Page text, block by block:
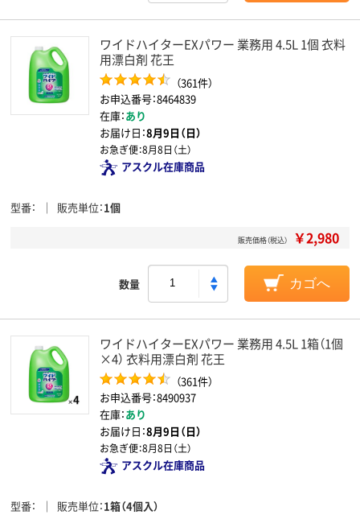
ワイドハイターEXパワー 業務用 4.5L 1個 衣料
用漂白剤 花王
（361件）
お申込番号：8464839
在庫：あり
お届け日：8月9日（日）
お急ぎ便：8月8日（土）
アスクル在庫商品
型番 販売単位 1個
販売価格（税込） ￥2,980
数量 カゴへ
ワイドハイターEXパワー 業務用 4.5L 1箱（1個
×4） 衣料用漂白剤 花王
（361件）
お申込番号：8490937
在庫：あり
お届け日：8月9日（日）
お急ぎ便：8月8日（土）
アスクル在庫商品
型番 販売単位 1箱（4個入）